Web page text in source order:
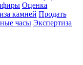
Оценка
камней Продать
часы Экспертиза